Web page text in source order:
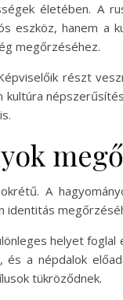
életében. A
eszköz, hanem a
megőrzéséhez.
részt
A
identitás
helyet
a népdalok
tükröződnek.